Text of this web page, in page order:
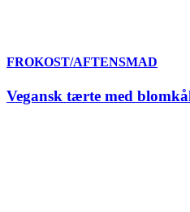
FROKOST/AFTENSMAD
Vegansk tærte med